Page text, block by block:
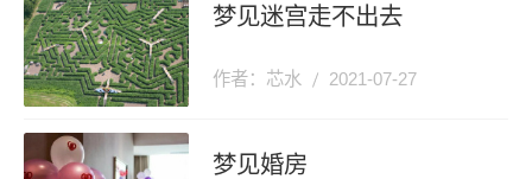
梦见迷宫走不出去
作者：芯水 2021-07-27
梦见婚房